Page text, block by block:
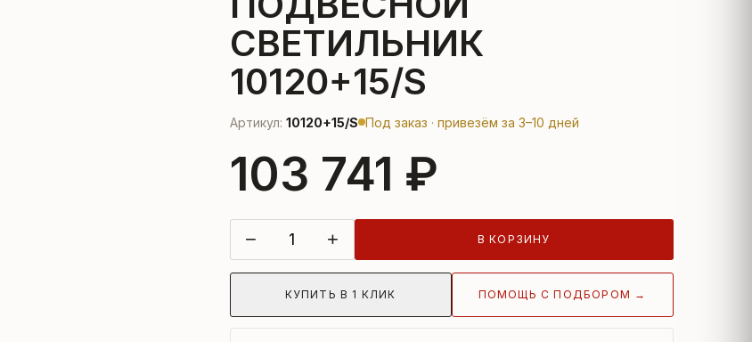
СВЕТИЛЬНИК
10120+15/S
Артикул: 10120+15/S Под заказ · привезём за 3–10 дней
103 741 ₽
− + В КОРЗИНУ
КУПИТЬ В 1 КЛИК ПОМОЩЬ С ПОДБОРОМ →